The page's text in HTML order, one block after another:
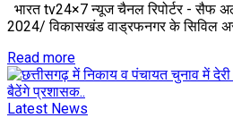
भारत tv24×7 न्यूज चैनल रिपोर्टर - सैफ
2024/ विकासखंड वाड्रफनगर के सिविल
Read more
Latest News